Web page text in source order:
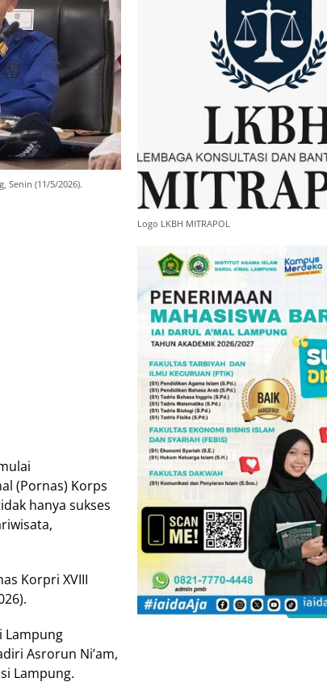
Senin (11/5/2026).
(Pornas) Korps
hanya sukses
Korpri XVIII
Lampung
Asrorun Ni’am,
Lampung.
Logo LKBH MITRAPOL